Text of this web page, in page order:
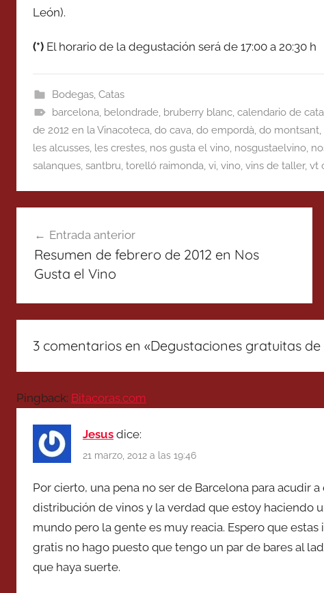
León).
(*) El horario de la degustación será de 17:00 a 20:30 h
Bodegas, Catas
barcelona, belondrade, bruberry blanc, calendario de
de 2012 en la Vinacoteca, do cava, do empordà, do montsant,
les alcusses, les crestes, nos gusta el vino, nosgustaelvino,
salanques, santbru, torelló raimonda, vi, vino, vins de taller, vt
de
entradas
Entrada anterior
Resumen de febrero de 2012 en Nos
Gusta el Vino
3 comentarios en «Degustaciones gratuitas
Pingback: Bitacoras.com
Jesus dice:
21 marzo, 2012 a las 19:46
Por cierto, una pena no ser de Barcelona para acudir
distribución de vinos y la verdad que estoy haciendo
mundo pero la gente es muy reacia. Espero que
gratis no hago puesto que tengo un par de bares al
que haya suerte.